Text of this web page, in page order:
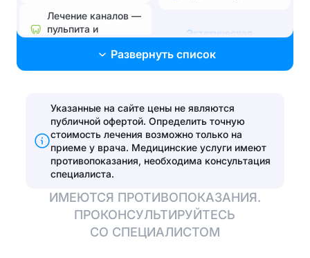
Лечение каналов —
пульпита и
Лечение
пародонтита
Эстетические
реставрации
Отбелить зубы
Протезирование
Эстетическая
Поставить брекеты,
Эстетические
реставрации
Установить виниры
Развернуть список
Указанные на сайте цены не являются
публичной офертой. Определить точную
стоимость лечения возможно только на
приеме у врача. Медицинские услуги имеют
противопоказания, необходима консультация
специалиста.
ИМЕЮТСЯ ПРОТИВОПОКАЗАНИЯ.
ПРОКОНСУЛЬТИРУЙТЕСЬ
СО СПЕЦИАЛИСТОМ